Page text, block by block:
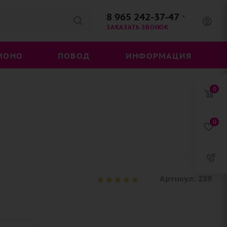
8 965 242-37-47
ЗАКАЗАТЬ ЗВОНОК
ПОВОД ИНФОРМАЦИЯ
0
0